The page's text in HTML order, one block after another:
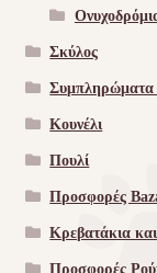
Σκύλος
Συμπληρώματα
Κουνέλι
Πουλί
Προσφορές
Κρεβατάκια
Προσφορές